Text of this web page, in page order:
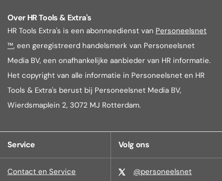
Over HR Tools & Extra's
HR Tools Extra's is een abonneedienst van Personeelsnet
™, een geregistreerd handelsmerk van Personeelsnet
Media BV, een onafhankelijke aanbieder van HR informatie.
Het copyright van alle informatie in Personeelsnet en HR
Tools & Extra's berust bij Personeelsnet Media BV,
Wierdsmaplein 2, 3072 MJ Rotterdam.
Service
Contact en Service
Volg ons
@personeelsnet